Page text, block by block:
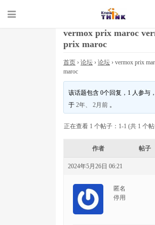
vermox prix maroc
prix maroc
首页 › 论坛 › 论坛 › vermox prix
maroc
该话题包含 0个回复，1 人参与
于2年、 2月前 。
正在查看 1 个帖子：1-1 (共 1 个
作者 帖子
2024年5月26日 06:21
匿名
停用